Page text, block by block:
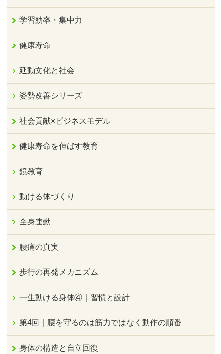
学習効率・集中力
健康寿命
延動文化と社会
姿勢改善シリーズ
社会貢献×ビジネスモデル
健康寿命を伸ばす教育
鏡教育
動ける体づくり
全身連動
腰痛の真実
歩行の再発メカニズム
一生動ける身体④｜習慣と設計
第4回｜腰を守るのは筋力ではなく動作の順番
身体の構造と自立回復